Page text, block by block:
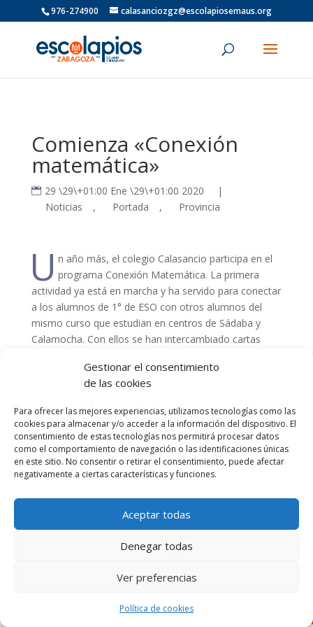
Gestionar el consentimiento
de las cookies
Para ofrecer las mejores experiencias, utilizamos tecnologías como las
cookies para almacenar y/o acceder a la información del dispositivo. El
consentimiento de estas tecnologías nos permitirá procesar datos
como el comportamiento de navegación o las identificaciones únicas
en este sitio. No consentir o retirar el consentimiento, puede afectar
negativamente a ciertas características y funciones.
Aceptar todas
Denegar todas
Ver preferencias
Política de cookies
976-274900 calasanciozgz@escolapiosemaus.org
Comienza «Conexión
matemática»
29 \29\+01:00 Ene \29\+01:00 2020
|
Noticias
, Portada , Provincia
U n año más, el colegio Calasancio participa en el
programa Conexión Matemática. La primera
actividad ya está en marcha y ha servido para conectar
a los alumnos de 1° de ESO con otros alumnos del
mismo curso que estudian en centros de Sádaba y
Calamocha. Con ellos se han intercambiado cartas
mucha ilusión para sus desconocidos compañeros.
Retos, poesías matemáticas, enigmas, chistes
donde también han salido las cartas que nuestros
alumnos esperaban con impaciencia y que han recibido
esta misma mañana.
Pero la aventura no ha terminado, la conexión
matemática continuará con más cartas y otras
muchas actividades.
Diseñado por Escuelas Pías Provincia Emaús
Aviso Legal-